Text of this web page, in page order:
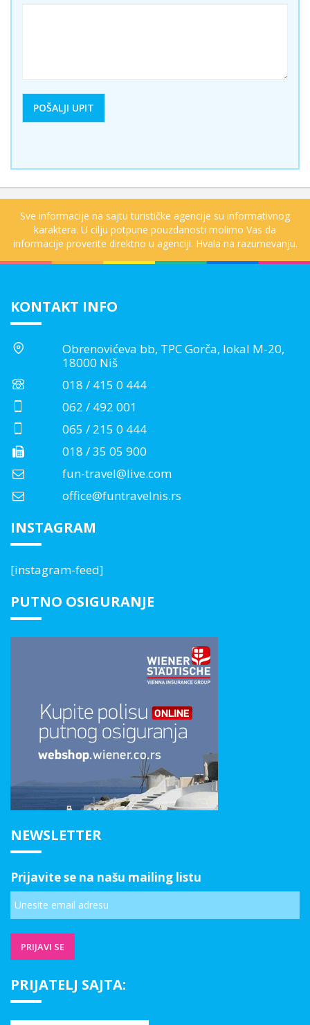
Sve informacije na sajtu turističke agencije su informativnog
karaktera. U cilju potpune pouzdanosti molimo Vas da
informacije proverite direktno u agenciji. Hvala na razumevanju.
KONTAKT INFO
Obrenovićeva bb, TPC Gorča, lokal M-20,
18000 Niš
018 / 415 0 444
062 / 492 001
065 / 215 0 444
018 / 35 05 900
fun-travel@live.com
office@funtravelnis.rs
INSTAGRAM
[instagram-feed]
PUTNO OSIGURANJE
NEWSLETTER
Prijavite se na našu mailing listu
PRIJATELJ SAJTA: